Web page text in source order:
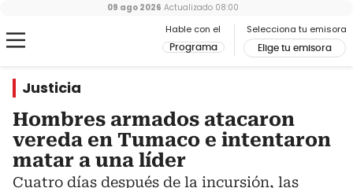
Hable con el
Programa
Selecciona tu emisora
Elige tu emisora
09 ago 2026 Actualizado 08:00
Justicia
Hombres armados atacaron
vereda en Tumaco e intentaron
matar a una líder
Cuatro días después de la incursión, las